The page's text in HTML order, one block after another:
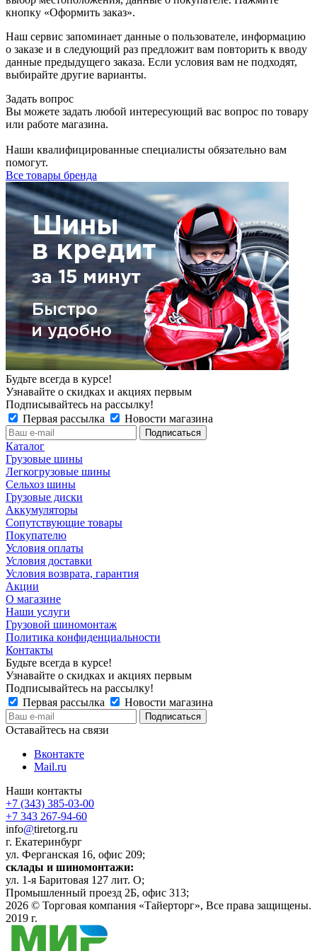
кнопку «Оформить заказ».
Наш сервис запоминает данные о пользователе, информацию
о заказе и в следующий раз предложит вам повторить к вводу
данные предыдущего заказа. Если условия вам не подходят,
выбирайте другие варианты.
Задать вопрос
Вы можете задать любой интересующий вас вопрос по товару
или работе магазина.
Наши квалифицированные специалисты обязательно вам
помогут.
Все товары бренда
Будьте всегда в курсе!
Узнавайте о скидках и акциях первым
Подписывайтесь на рассылку!
Первая рассылка
Новости магазина
Каталог
Грузовые шины
Легкогрузовые шины
Сельхоз шины
Грузовые диски
Аккумуляторы
Сопутствующие товары
Покупателю
Условия оплаты
Условия доставки
Условия возврата, гарантия
Акции
О магазине
Наши услуги
Грузовой шиномонтаж
Политика конфиденциальности
Контакты
Будьте всегда в курсе!
Узнавайте о скидках и акциях первым
Подписывайтесь на рассылку!
Первая рассылка
Новости магазина
Оставайтесь на связи
Вконтакте
Mail.ru
Наши контакты
+7 (343) 385-03-00
+7 343 267-94-60
info@tiretorg.ru
г. Екатеринбург
ул. Ферганская 16, офис 209;
склады и шиномонтажи:
ул. 1-я Баритовая 127 лит. О;
Промышленный проезд 2Б, офис 313;
2026 © Торговая компания «Тайерторг», Все права защищены.
2019 г.